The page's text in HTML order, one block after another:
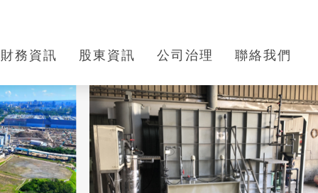
財務資訊 股東資訊 公司治理 聯絡我們